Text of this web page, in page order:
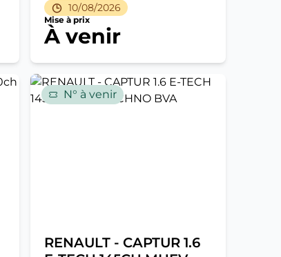
10/08/2026
Mise à prix
À venir
N° à venir
RENAULT - CAPTUR 1.6